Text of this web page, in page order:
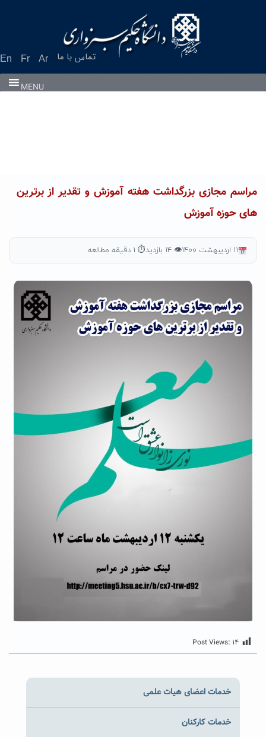
En Fr Ar تماس با ما
MENU
مراسم مجازی بزرگداشت هفته آموزش و تقدیر از برترین
های حوزه آموزش
۱۱ اردیبهشت ۱۴۰۰ 👁 ۱۴ بازدید ⏱ ۱ دقیقه مطالعه
Post Views: ۱۴
خدمات اعضای هیات علمی
خدمات کارکنان